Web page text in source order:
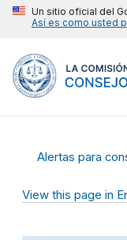
Un sitio oficial del
Así es como usted
Alertas para
View this page in